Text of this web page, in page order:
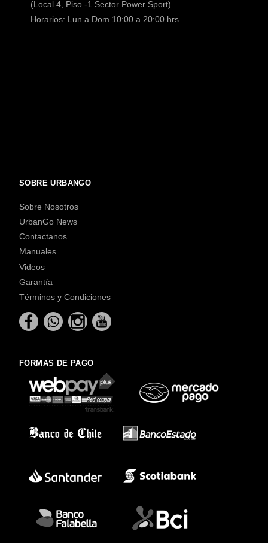
(Local 4, Piso -1 Sector Power Sport).
Horarios: Lun a Dom 10:00 a 20:00 hrs.
SOBRE URBANGO
Sobre Nosotros
UrbanGo News
Contactanos
Manuales
Videos
Garantía
Términos y Condiciones
FORMAS DE PAGO